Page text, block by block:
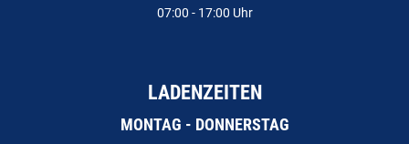
07:00 - 17:00 Uhr
LADENZEITEN
MONTAG - DONNERSTAG